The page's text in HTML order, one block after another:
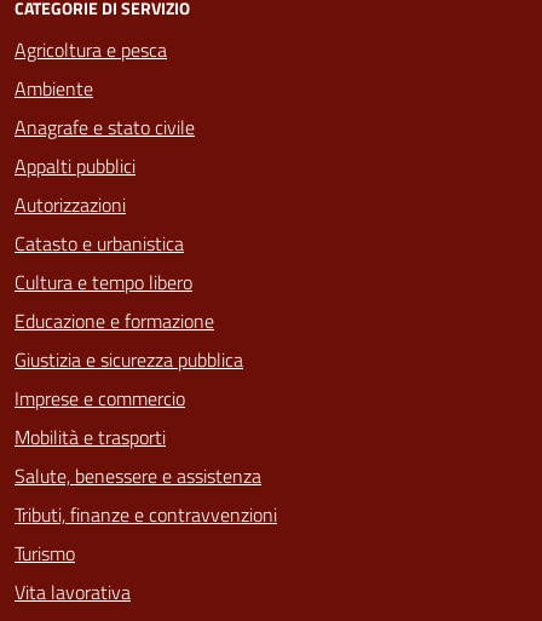
CATEGORIE DI SERVIZIO
Agricoltura e pesca
Ambiente
Anagrafe e stato civile
Appalti pubblici
Autorizzazioni
Catasto e urbanistica
Cultura e tempo libero
Educazione e formazione
Giustizia e sicurezza pubblica
Imprese e commercio
Mobilità e trasporti
Salute, benessere e assistenza
Tributi, finanze e contravvenzioni
Turismo
Vita lavorativa